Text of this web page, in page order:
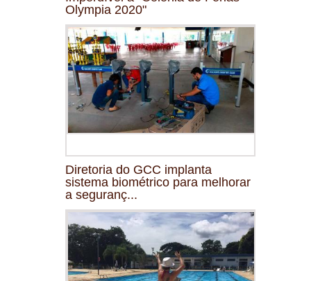
Olympia 2020"
Diretoria do GCC implanta
sistema biométrico para melhorar
a seguranç...